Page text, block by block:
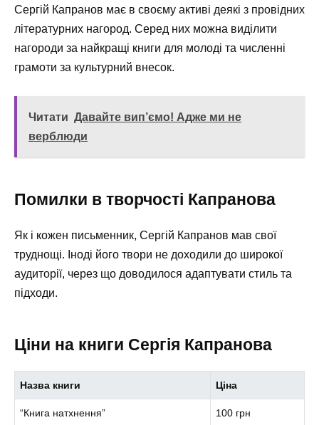
Сергій Капранов має в своєму активі деякі з провідних
літературних нагород. Серед них можна виділити
нагороди за найкращі книги для молоді та численні
грамоти за культурний внесок.
Читати Давайте вип’ємо! Адже ми не
верблюди
Помилки в творчості Капранова
Як і кожен письменник, Сергій Капранов мав свої
труднощі. Іноді його твори не доходили до широкої
аудиторії, через що доводилося адаптувати стиль та
підходи.
Ціни на книги Сергія Капранова
Назва книги Ціна
“Книга натхнення” 100 грн